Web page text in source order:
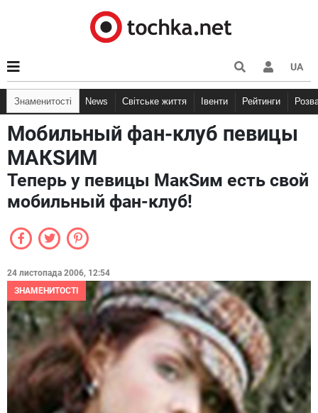
UA
Знаменитості News Світське життя Івенти Рейтинги
Мобильный фан-клуб певицы
МАКSИМ
Теперь у певицы МакSим есть свой
мобильный фан-клуб!
24 листопада 2006, 12:54
ЗНАМЕНИТОСТІ